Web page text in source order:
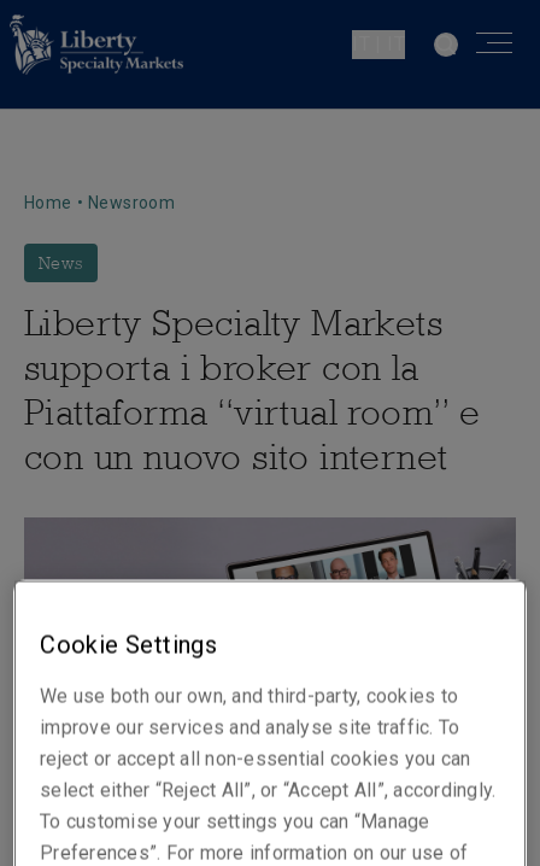
Home • Newsroom
News
Liberty Specialty Markets
supporta i broker con la
Piattaforma “virtual room” e
con un nuovo sito internet
Pubblicato su
Tempo di lettura
Cookie Settings
We use both our own, and third-party, cookies to
improve our services and analyse site traffic. To
reject or accept all non-essential cookies you can
select either “Reject All”, or “Accept All”, accordingly.
To customise your settings you can “Manage
Preferences”. For more information on our use of